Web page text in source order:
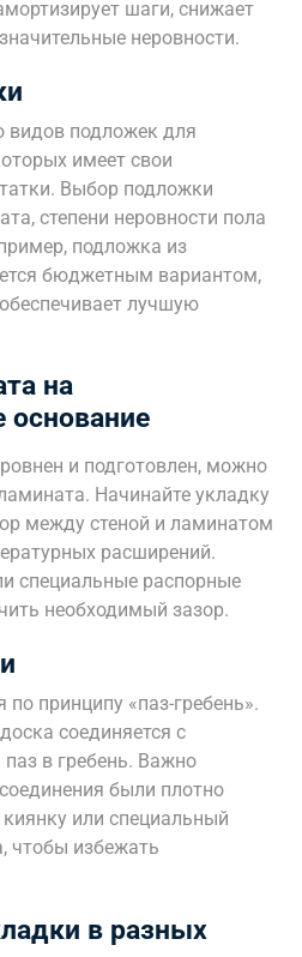
шаги, снижает
неровности.
видов подложек для
имеет свои
Выбор подложки
степени неровности пола
подложка из
бюджетным вариантом,
лучшую
на
основание
и подготовлен, можно
Начинайте укладку
между стеной и ламинатом
расширений.
специальные распорные
необходимый зазор.
принципу «паз-гребень».
соединяется с
в гребень. Важно
были плотно
или специальный
чтобы избежать
в разных